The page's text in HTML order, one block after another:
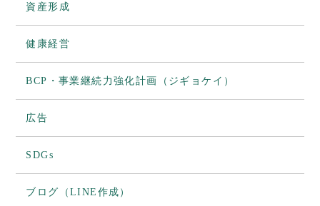
資産形成
健康経営
BCP・事業継続力強化計画（ジギョケイ）
広告
SDGs
ブログ（LINE作成）